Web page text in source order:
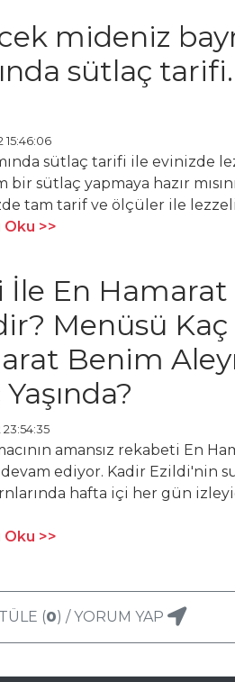
mideniz
sütlaç
15:46:06
sütlaç tarifi ile evinizde
bir sütlaç yapmaya hazır
tam tarif ve ölçüler ile
Oku >>
İle En Hamarat
Menüsü Kaç
Benim
23:54:35
amansız rekabeti En
ediyor. Kadir Ezildi'nin
hafta içi her gün
Oku >>
(0) / YORUM YAP